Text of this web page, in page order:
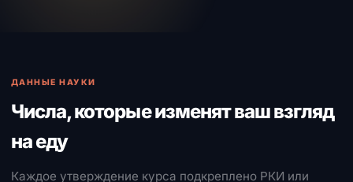
ДАННЫЕ НАУКИ
Числа, которые изменят ваш взгляд
на еду
Каждое утверждение курса подкреплено РКИ или